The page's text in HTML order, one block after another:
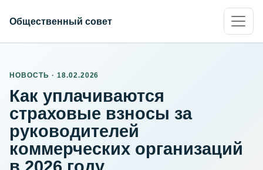
Общественный совет
НОВОСТЬ · 18.02.2026
Как уплачиваются
страховые взносы за
руководителей
коммерческих организаций